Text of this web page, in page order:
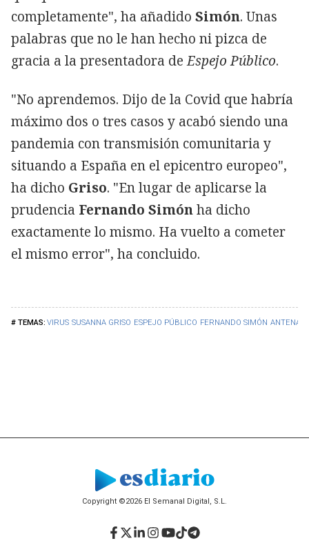
VIRUS SUSANNA GRISO ESPEJO PÚBLICO FERNANDO SIMÓN ANTENA 3
completamente", ha añadido Simón. Unas
palabras que no le han hecho ni pizca de
gracia a la presentadora deEspejo Público.
"No aprendemos. Dijo de la Covid que habría
máximo dos o tres casos y acabó siendo una
pandemia con transmisión comunitaria y
situando a España en el epicentro europeo",
ha dicho Griso. "En lugar de aplicarse la
prudencia Fernando Simónha dicho
exactamente lo mismo. Ha vuelto a cometer
el mismo error", ha concluido.
Copyright ©2026 El Semanal Digital, S.L.
Facebook
Twitter
LinkedIn
Instagram
YouTube
TikTok
Telegram